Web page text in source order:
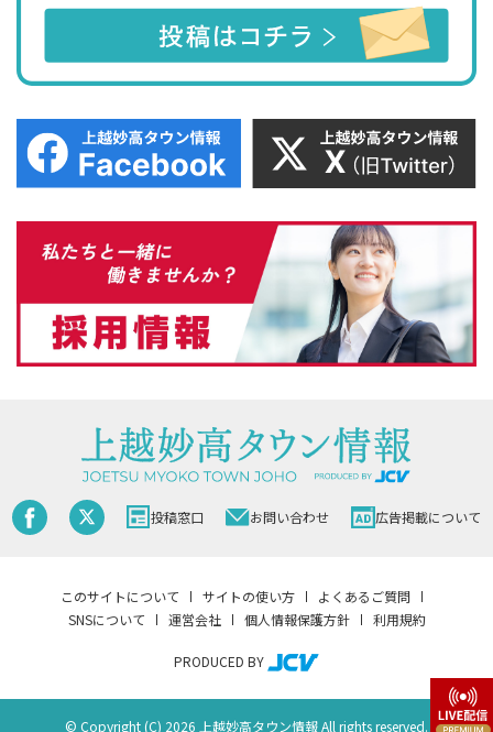
投稿窓口 お問い合わせ 広告掲載について
このサイトについて サイトの使い方
よくあるご質問
SNSについて
運営会社 個人情報保護方針 利用規約
PRODUCED BY
© Copyright (C) 2026 上越妙高タウン情報 All rights reserved.